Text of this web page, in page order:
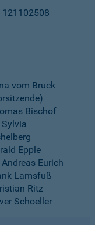
121102508
vom Bruck
Bischof
Sylvia
Epple
Andreas Eurich
Lamsfuß
Ritz
Schoeller